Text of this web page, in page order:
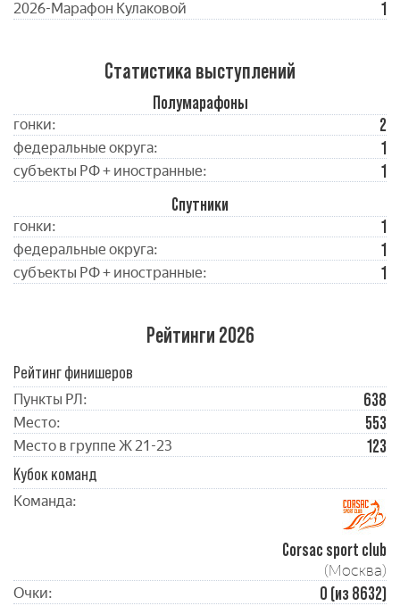
2026-Марафон Кулаковой 1
Статистика выступлений
Полумарафоны
гонки: 2
федеральные округа: 1
субъекты РФ + иностранные:
1
Спутники
гонки: 1
федеральные округа: 1
субъекты РФ + иностранные: 1
Рейтинги 2026
Рейтинг финишеров
Пункты РЛ: 638
Место: 553
Место в группе Ж 21-23
123
Кубок команд
Команда:
Corsac sport club
(Москва)
Очки: 0 (из 8632)